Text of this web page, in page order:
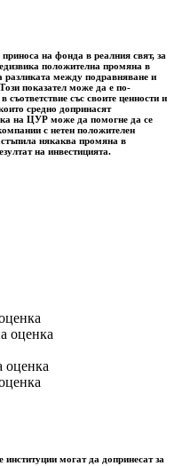
на фонда в реалния свят, за
положителна промяна в
между подравняване и
показател може да е по-
със своите ценности и
средно допринасят
на ЦУР може да помогне да се
с нетен положителен
някаква промяна в
на инвестицията.
оценка
оценка
институции могат да допринесат за